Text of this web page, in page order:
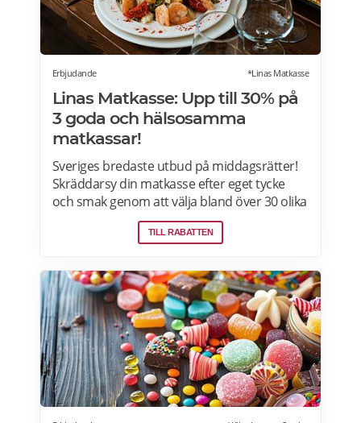
Erbjudande *Linas Matkasse
Linas Matkasse: Upp till 30% på
3 goda och hälsosamma
matkassar!
Sveriges bredaste utbud på middagsrätter!
Skräddarsy din matkasse efter eget tycke
och smak genom att välja bland över 30 olika
rätter – varje vecka! Din matkasse levereras
direkt till din dörr. Du kan skräddarsy din
maträtter. Läs mer och upptäck hela meny!
TILL RABATTEN